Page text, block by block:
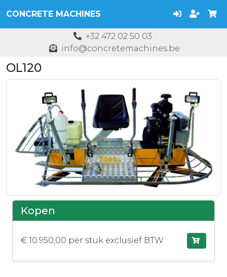
CONCRETE MACHINES
+32 472 02 50 03
info@concretemachines.be
OL120
Kopen
€ 10.950,00 per stuk exclusief BTW